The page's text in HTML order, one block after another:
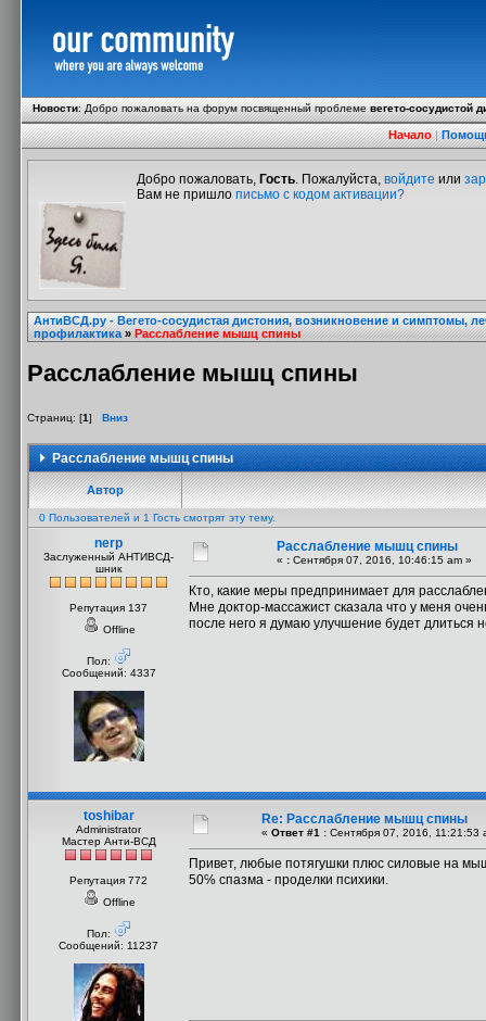
Новости:Добро пожаловать на форум посвященный проблемевегето-сосудистой
Начало|
Добро пожаловать, Гость. Пожалуйста, войдите или
Вам не пришло письмо с кодом активации?
АнтиВСД.ру - Вегето-сосудистая дистония, возникновение и симптомы,
профилактика»Расслабление мышц спины
Расслабление мышц спины
Страниц: [1] Вниз
Расслабление мышц спины
Автор
0 Пользователей и 1 Гость смотрят эту тему.
nerp
Заслуженный АНТИВСД-
шник
Репутация 137
Offline
Пол:
Сообщений: 4337
Расслабление мышц спины
« : Сентября 07, 2016, 10:46:15 am »
Кто, какие меры предпринимает для
Мне доктор-массажист сказала что у меня
после него я думаю улучшение будет длиться
toshibar
Administrator
Мастер Анти-ВСД
Репутация 772
Offline
Пол:
Сообщений: 11237
Re: Расслабление мышц спины
« Ответ #1 : Сентября 07, 2016, 11:21:53
Привет, любые потягушки плюс силовые на
50℅ спазма - проделки психики.